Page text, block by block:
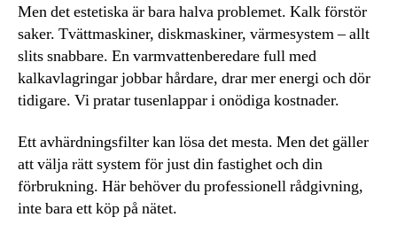
Men det estetiska är bara halva problemet. Kalk förstör
saker. Tvättmaskiner, diskmaskiner, värmesystem – allt
slits snabbare. En varmvattenberedare full med
kalkavlagringar jobbar hårdare, drar mer energi och dör
tidigare. Vi pratar tusenlappar i onödiga kostnader.
Ett avhärdningsfilter kan lösa det mesta. Men det gäller
att välja rätt system för just din fastighet och din
förbrukning. Här behöver du professionell rådgivning,
inte bara ett köp på nätet.